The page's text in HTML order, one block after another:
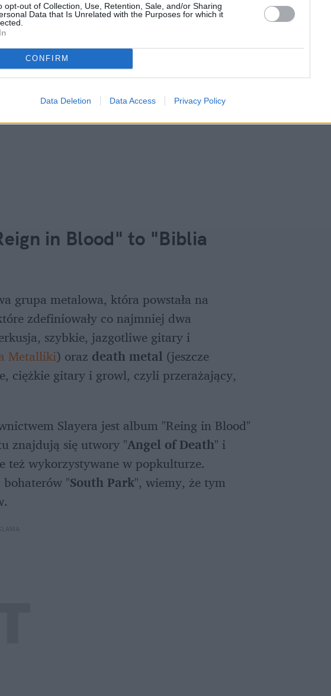
opt-out of Collection, Use, Retention, Sale, and/or Sharing
Data that Is Unrelated with the Purposes for which it
CONFIRM
Data Deletion Data Access Privacy Policy
in Blood" to "Biblia
grupa metalowa, która powstała na
zdefiniowały co najmniej dwa
szybkie, jazgotliwe gitary i
Metalliki) oraz death metal (jeszcze
ciężkie gitary i growl, czyli przerażający,
Slayera jest album "Reing in Blood"
znajdują się utwory "Angel of Death" i
też wykorzystywane w popkulturze.
"South Park", wiemy, że tym